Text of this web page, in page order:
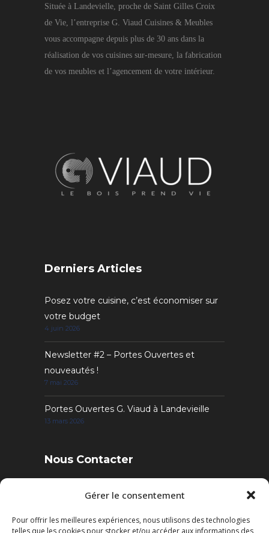
Gérer le consentement
Pour offrir les meilleures expériences, nous utilisons des technologies
telles que les cookies pour stocker et/ou accéder aux informations des
Située à Landevielle, proche de Saint Gilles Croix
de Vie, l’entreprise G. Viaud Cuisines & Meubles
vous accompagne depuis plus de 30 ans dans la
réalisation de vos cuisines sur-mesure, la fabrication
de vos meubles et l’agencement de votre intérieur.
Derniers Articles
Posez votre cuisine, c’est économiser sur
votre budget
4 juin 2026
Newsletter #2 – Portes Ouvertes et
nouveautés !
7 mai 2026
Portes Ouvertes G. Viaud à Landevieille
13 mars 2026
Nous Contacter
4 Rue des Sables, 85220 Landevieille
Tél. : 02 51 22 95 52